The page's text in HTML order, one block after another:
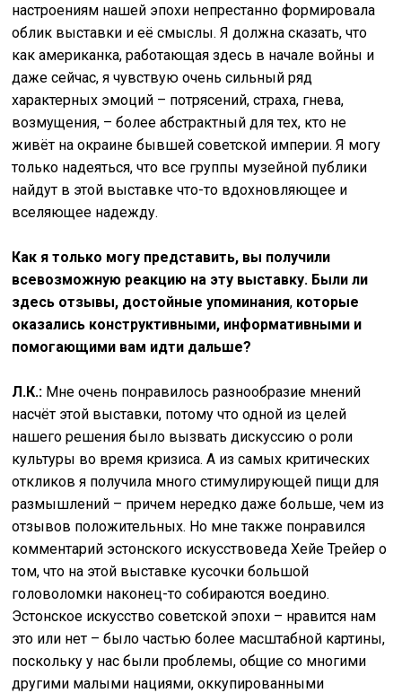
настроениям нашей эпохи непрестанно формировала
облик выставки и её смыслы. Я должна сказать, что
как американка, работающая здесь в начале войны и
даже сейчас, я чувствую очень сильный ряд
характерных эмоций – потрясений, страха, гнева,
возмущения, – более абстрактный для тех, кто не
живёт на окраине бывшей советской империи. Я могу
только надеяться, что все группы музейной публики
найдут в этой выставке что-то вдохновляющее и
вселяющее надежду.
Как я только могу представить, вы получили
всевозможную реакцию на эту выставку. Были ли
здесь отзывы, достойные упоминания, которые
оказались конструктивными, информативными и
помогающими вам идти дальше?
Л.К.: Мне очень понравилось разнообразие мнений
насчёт этой выставки, потому что одной из целей
нашего решения было вызвать дискуссию о роли
культуры во время кризиса. А из самых критических
откликов я получила много стимулирующей пищи для
размышлений – причем нередко даже больше, чем из
отзывов положительных. Но мне также понравился
комментарий эстонского искусствоведа Хейе Трейер о
том, что на этой выставке кусочки большой
головоломки наконец-то собираются воедино.
Эстонское искусство советской эпохи – нравится нам
это или нет – было частью более масштабной картины,
поскольку у нас были проблемы, общие со многими
другими малыми нациями, оккупированными